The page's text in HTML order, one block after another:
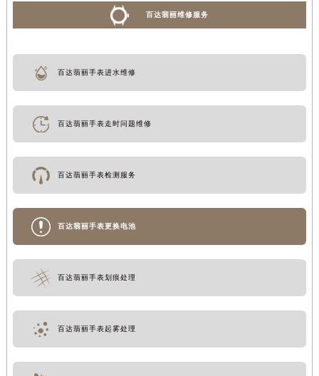
百达翡丽维修服务
百达翡丽手表进水维修
百达翡丽手表走时问题维修
百达翡丽手表检测服务
百达翡丽手表更换电池
百达翡丽手表划痕处理
百达翡丽手表起雾处理